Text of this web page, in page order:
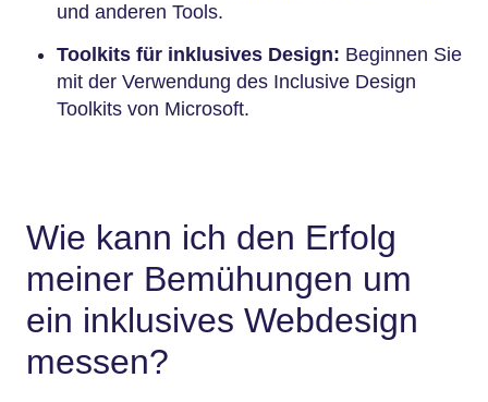
und anderen Tools.
Toolkits für inklusives Design: Beginnen Sie
mit der Verwendung des Inclusive Design
Toolkits von Microsoft.
Wie kann ich den Erfolg
meiner Bemühungen um
ein inklusives Webdesign
messen?